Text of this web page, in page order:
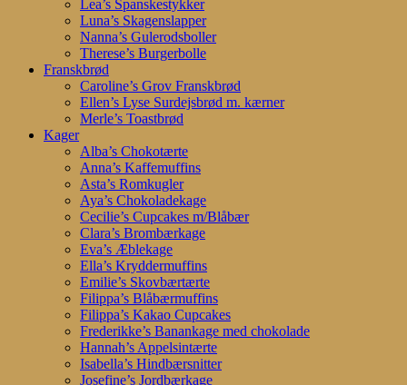
Lea’s Spanskestykker
Luna’s Skagenslapper
Nanna’s Gulerodsboller
Therese’s Burgerbolle
Franskbrød
Caroline’s Grov Franskbrød
Ellen’s Lyse Surdejsbrød m. kærner
Merle’s Toastbrød
Kager
Alba’s Chokotærte
Anna’s Kaffemuffins
Asta’s Romkugler
Aya’s Chokoladekage
Cecilie’s Cupcakes m/Blåbær
Clara’s Brombærkage
Eva’s Æblekage
Ella’s Kryddermuffins
Emilie’s Skovbærtærte
Filippa’s Blåbærmuffins
Filippa’s Kakao Cupcakes
Frederikke’s Banankage med chokolade
Hannah’s Appelsintærte
Isabella’s Hindbærsnitter
Josefine’s Jordbærkage